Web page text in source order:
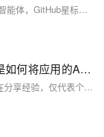
OpenClaw（昵称“小龙虾”）是2026年热门开源AI智能体，GitHub星标超28万。支持本地运行、零代码操作、跨平台部署，可理解自然语言指令，自动完成文件管理、数据处理、浏览器自动化等任务，一键安装，隐私安全。
Harness Engineering：耗时一周，我是如何将应用的AI Coding率提升至90%的
文章内容基于作者个人技术实践与独立思考，旨在分享经验，仅代表个人观点。